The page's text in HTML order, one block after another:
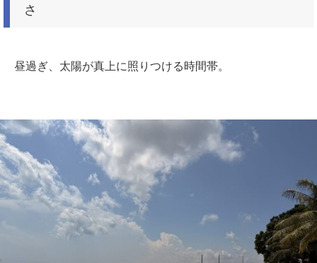
さ
昼過ぎ、太陽が真上に照りつける時間帯。